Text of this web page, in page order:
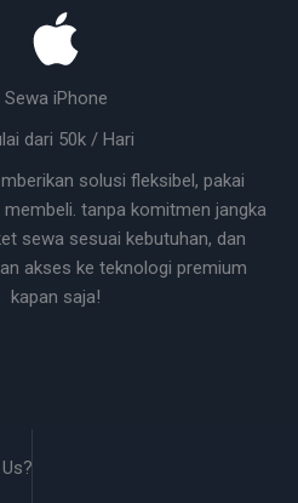
Sewa iPhone
dari 50k / Hari
solusi fleksibel, pakai
tanpa komitmen jangka
sewa sesuai kebutuhan, dan
akses ke teknologi premium
kapan saja!